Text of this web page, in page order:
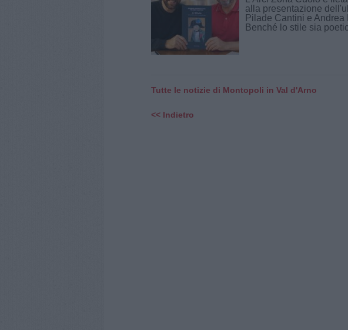
alla presentazione
Pilade Cantini e
Benché lo stile sia
Tutte le notizie di Montopoli in Val d'Arno
<< Indietro